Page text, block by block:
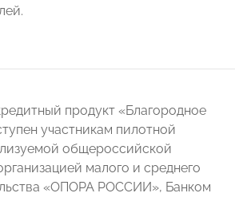
продукт «Благородное
участникам пилотной
общероссийской
малого и среднего
«ОПОРА РОССИИ», Банком